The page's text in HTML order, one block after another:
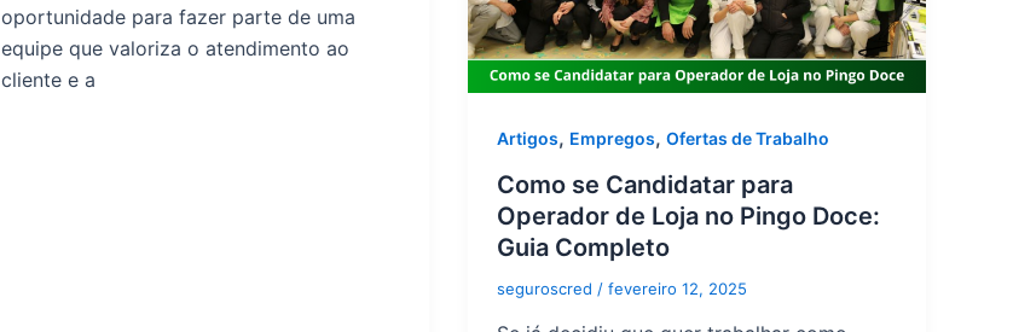
oportunidade para fazer parte de uma
equipe que valoriza o atendimento ao
cliente e a
Artigos, Empregos,Ofertas de Trabalho
Como se Candidatar para
Operador de Loja no Pingo Doce:
Guia Completo
seguroscred /fevereiro 12, 2025